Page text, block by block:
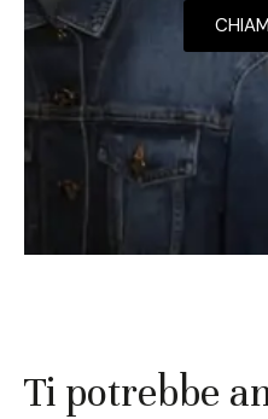
Ti potrebbe